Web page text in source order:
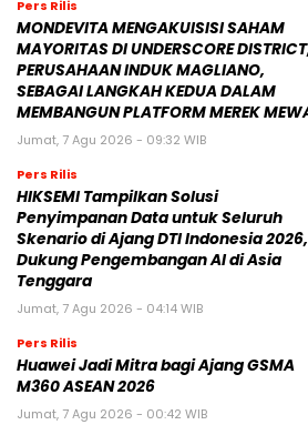
Pers Rilis
MONDEVITA MENGAKUISISI SAHAM
MAYORITAS DI UNDERSCORE
PERUSAHAAN INDUK MAGLIANO,
SEBAGAI LANGKAH KEDUA DALAM
MEMBANGUN PLATFORM MEREK
Jumat, 7 Agu 2026 - 09:32 WIB
Pers Rilis
HIKSEMI Tampilkan Solusi
Penyimpanan Data untuk Seluruh
Skenario di Ajang DTI Indonesia 2026,
Dukung Pengembangan AI di Asia
Tenggara
Jumat, 7 Agu 2026 - 04:14 WIB
Pers Rilis
Huawei Jadi Mitra bagi Ajang GSMA
M360 ASEAN 2026
Jumat, 7 Agu 2026 - 00:42 WIB